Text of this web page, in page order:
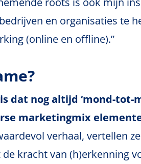
en organisaties te
(online en offline).”
dat nog altijd ‘mond-tot-
marketingmix
verhaal, vertellen
kracht van (h)erkenning